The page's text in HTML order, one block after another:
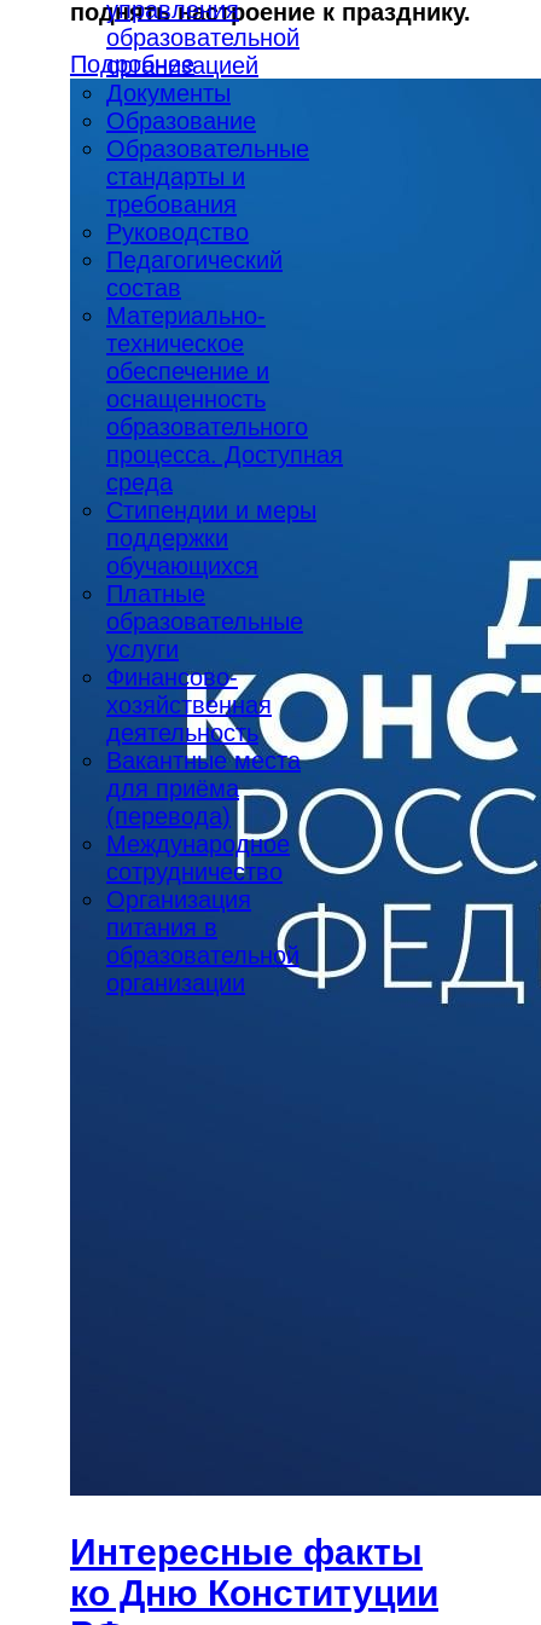
управления
образовательной
организацией
Документы
Образование
Образовательные
стандарты и
требования
Руководство
Педагогический
состав
Материально-
техническое
обеспечение и
оснащенность
образовательного
процесса. Доступная
среда
Стипендии и меры
поддержки
обучающихся
Платные
образовательные
услуги
Финансово-
хозяйственная
деятельность
Вакантные места
для приёма
(перевода)
Международное
сотрудничество
Организация
питания в
образовательной
организации
поднять настроение к празднику.
Подробнее
Интересные факты
ко Дню Конституции